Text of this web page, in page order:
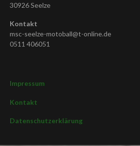
30926 Seelze
Kontakt
msc-seelze-motoball@t-online.de
0511 406051
Impressum
Kontakt
Datenschutzerklärung